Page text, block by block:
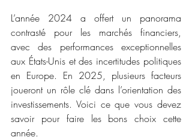
L’année 2024 a offert un panorama
contrasté pour les marchés financiers,
avec des performances exceptionnelles
aux États-Unis et des incertitudes politiques
en Europe. En 2025, plusieurs facteurs
joueront un rôle clé dans l’orientation des
investissements. Voici ce que vous devez
savoir pour faire les bons choix cette
année.